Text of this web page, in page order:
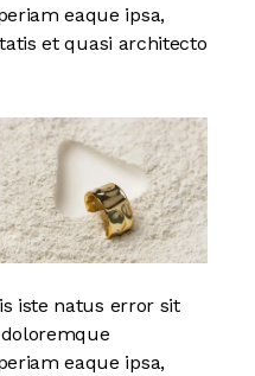
eaque ipsa,
et quasi architecto
iste natus error sit
eaque ipsa,